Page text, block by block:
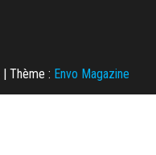
Thème : Envo Magazine